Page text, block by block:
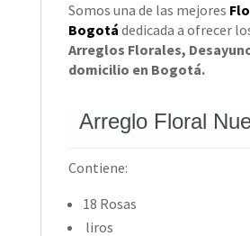
Somos una de las mejores
Bogotá dedicada a ofrecer
Arreglos Florales,
domicilio en Bogotá.
Arreglo Floral
Contiene:
18 Rosas
liros